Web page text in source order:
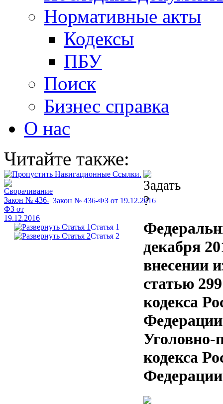
Нормативные акты
Кодексы
ПБУ
Поиск
Бизнес справка
О нас
Читайте также:
Закон № 436-ФЗ от 19.12.2016
Статья 1
Статья 2
декабря
внесении
статью
кодекса
Уголовно-
кодекса